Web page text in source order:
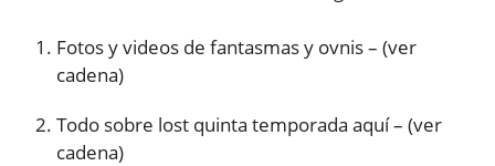
Fotos y videos de fantasmas y ovnis – (ver
cadena)
Todo sobre lost quinta temporada aquí – (ver
cadena)